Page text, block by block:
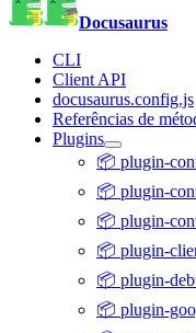
Docusaurus
CLI
Client API
docusaurus.config.js
Referências de
Plugins
📦 plugin-
📦 plugin-
📦 plugin-
📦 plugin-
📦 plugin-
📦 plugin-